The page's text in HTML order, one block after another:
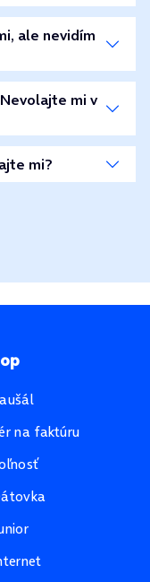
ale nevidím
mi v
mi?
na faktúru